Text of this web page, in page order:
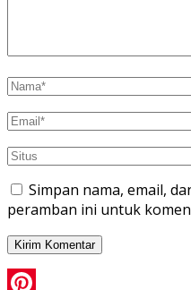
Simpan nama, email,
peramban ini untuk